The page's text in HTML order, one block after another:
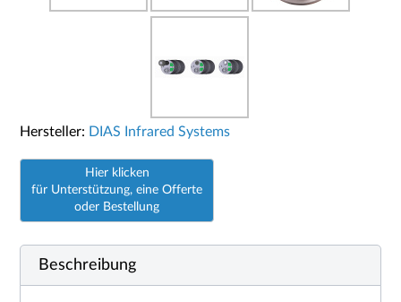
Hersteller: DIAS Infrared Systems
Hier klicken
für Unterstützung, eine Offerte
oder Bestellung
Beschreibung